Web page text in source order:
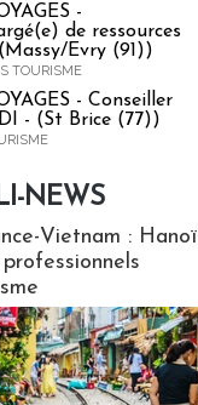
-
de ressources
Evry (91))
TOURISME
- Conseiller
- (St Brice (77))
NEWS
Vietnam : Hanoï